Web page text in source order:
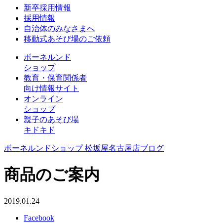
新卒採用情報
採用情報
自治体のみなさまへ
移動式あそび場のご依頼
ボーネルンド
ショップ
教育・保育関係者
向け情報サイト
オンライン
ショップ
親子のあそび場
キドキド
ボーネルンドショップ 松坂屋名古屋店ブログ
商品のご案内
2019.01.24
Facebook